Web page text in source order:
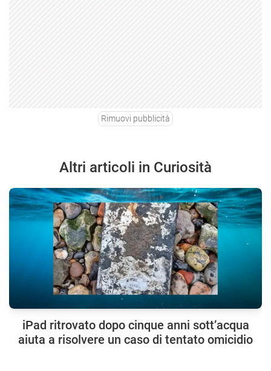
Rimuovi pubblicità
Altri articoli in Curiosità
iPad ritrovato dopo cinque anni sott’acqua
aiuta a risolvere un caso di tentato omicidio